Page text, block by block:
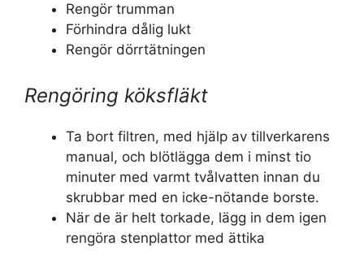
Rengör trumman
Förhindra dålig lukt
Rengör dörrtätningen
Rengöring köksfläkt
Ta bort filtren, med hjälp av tillverkarens
manual, och blötlägga dem i minst tio
minuter med varmt tvålvatten innan du
skrubbar med en icke-nötande borste.
När de är helt torkade, lägg in dem igen
rengöra stenplattor med ättika